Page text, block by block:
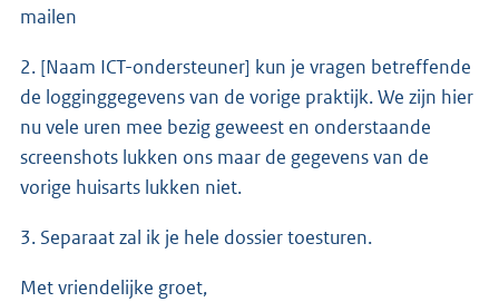
mailen
2. [Naam ICT-ondersteuner] kun je vragen betreffende
de logginggegevens van de vorige praktijk. We zijn hier
nu vele uren mee bezig geweest en onderstaande
screenshots lukken ons maar de gegevens van de
vorige huisarts lukken niet.
3. Separaat zal ik je hele dossier toesturen.
Met vriendelijke groet,